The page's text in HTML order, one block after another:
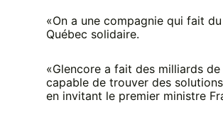
«On a une compagnie qui fait
Québec solidaire.
«Glencore a fait des milliards
capable de trouver des
en invitant le premier ministre